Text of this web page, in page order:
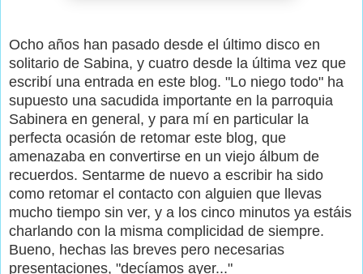
Ocho años han pasado desde el último disco en
solitario de Sabina, y cuatro desde la última vez que
escribí una entrada en este blog. "Lo niego todo" ha
supuesto una sacudida importante en la parroquia
Sabinera en general, y para mí en particular la
perfecta ocasión de retomar este blog, que
amenazaba en convertirse en un viejo álbum de
recuerdos. Sentarme de nuevo a escribir ha sido
como retomar el contacto con alguien que llevas
mucho tiempo sin ver, y a los cinco minutos ya estáis
charlando con la misma complicidad de siempre.
Bueno, hechas las breves pero necesarias
presentaciones, "decíamos ayer..."